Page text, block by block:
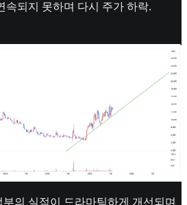
속되지 못하며 다시 주가 하락.
의 실적이 드라마틱하게 개선되며